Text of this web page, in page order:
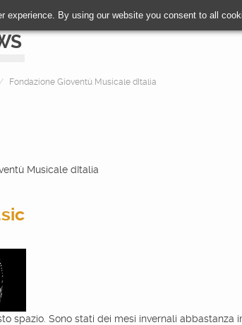
Fondazione Gioventù Musicale dItalia
Musicale dItalia
spazio. Sono stati dei mesi invernali
experience. By using our website you consent to all